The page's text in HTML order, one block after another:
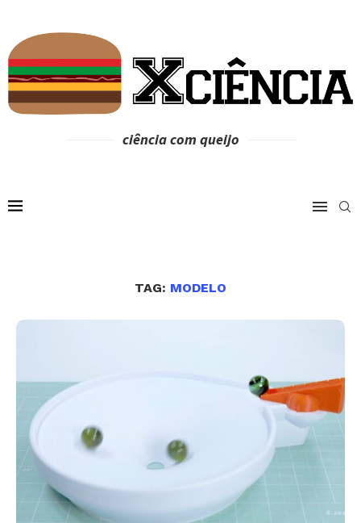
ciência com queijo
TAG: MODELO